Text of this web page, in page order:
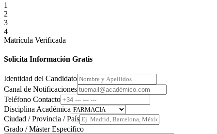
1
2
3
4
Matrícula Verificada
Solicita Información Gratis
Identidad del Candidato
Canal de Notificaciones
Teléfono Contacto
Disciplina Académica
Ciudad / Provincia / País
Grado / Máster Específico